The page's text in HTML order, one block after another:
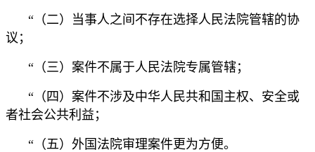
“（二）当事人之间不存在选择人民法院管辖的协
议；
“（三）案件不属于人民法院专属管辖；
“（四）案件不涉及中华人民共和国主权、安全或
者社会公共利益；
“（五）外国法院审理案件更为方便。